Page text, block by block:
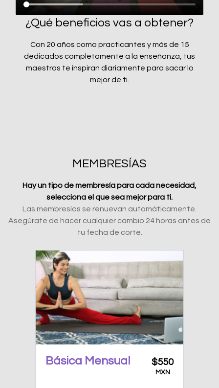
¿Qué beneficios vas a obtener?
Con 20 años como practicantes y más de 15
dedicados completamente a la enseñanza, tus
maestros te inspiran diariamente para sacar lo
mejor de ti.
MEMBRESÍAS
Hay un tipo de membresía para cada necesidad,
selecciona el que sea mejor para ti.
Las membresías se renuevan automáticamente.
Asegúrate de hacer cualquier cambio 24 horas antes de
tu fecha de corte.
Básica Mensual $550
MXN